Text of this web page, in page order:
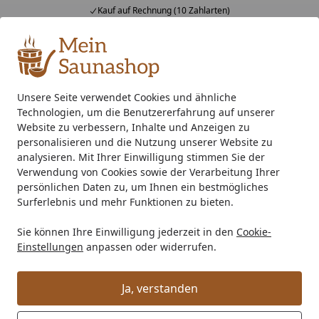
Unsere Seite verwendet Cookies und ähnliche
Technologien, um die Benutzererfahrung auf unserer
Website zu verbessern, Inhalte und Anzeigen zu
personalisieren und die Nutzung unserer Website zu
analysieren. Mit Ihrer Einwilligung stimmen Sie der
Verwendung von Cookies sowie der Verarbeitung Ihrer
persönlichen Daten zu, um Ihnen ein bestmögliches
Surferlebnis und mehr Funktionen zu bieten.
Sie können Ihre Einwilligung jederzeit in den Cookie-
Einstellungen anpassen oder widerrufen.
Ja, verstanden
Kauf auf Rechnung (10 Zahlarten)
Alle Produkte
Mein Konto
Suchen
Startseite
Zubehör Saunaausstattung Bauelemente Fußboden
Fußboden Dämmungspaket für
Gartenhäuser/Saunahäuser von 21-
24 m² Innenfläche